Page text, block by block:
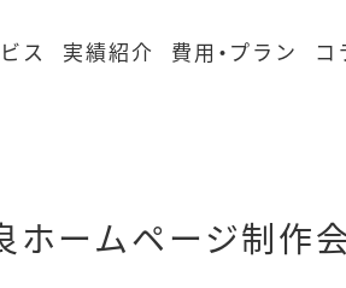
ス 実績紹介 費用・プラン コ
ホームページ制作